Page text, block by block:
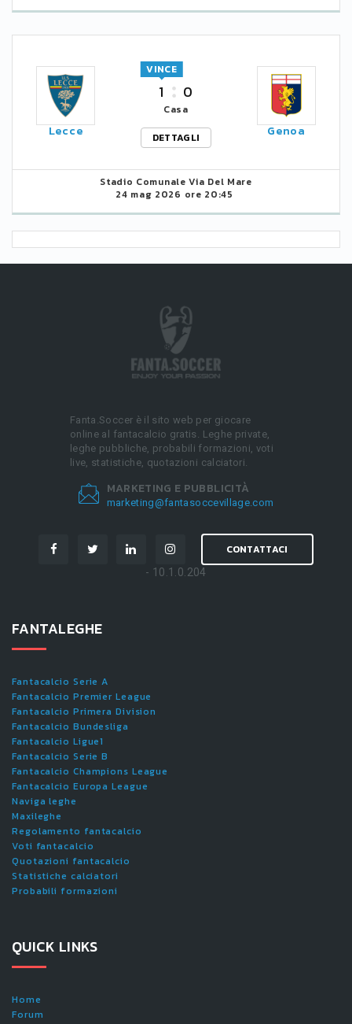
Lecce
1
VINCE
0
Casa
DETTAGLI
Genoa
Stadio Comunale Via Del Mare
24 mag 2026 ore 20:45
Fanta.Soccer è il sito web per giocare
online al fantacalcio gratis. Leghe private,
leghe pubbliche, probabili formazioni, voti
live, statistiche, quotazioni calciatori.
MARKETING E PUBBLICITÀ
marketing@fantasoccevillage.com
CONTATTACI
- 10.1.0.204
FANTALEGHE
Fantacalcio Serie A
Fantacalcio Premier League
Fantacalcio Primera Division
Fantacalcio Bundesliga
Fantacalcio Ligue1
Fantacalcio Serie B
Fantacalcio Champions League
Fantacalcio Europa League
Naviga leghe
Maxileghe
Regolamento fantacalcio
Voti fantacalcio
Quotazioni fantacalcio
Statistiche calciatori
Probabili formazioni
QUICK LINKS
Home
Forum